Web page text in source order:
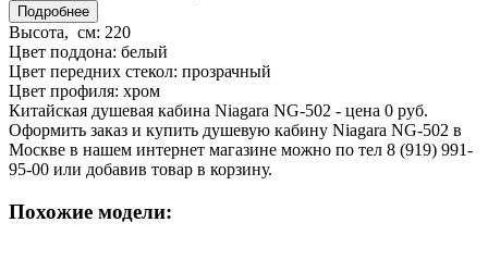
Подробнее
Высота, см: 220
Цвет поддона: белый
Цвет передних стекол: прозрачный
Цвет профиля: хром
Китайская душевая кабина Niagara NG-502 - цена 0 руб.
Оформить заказ и купить душевую кабину Niagara NG-502 в
Москве в нашем интернет магазине можно по тел 8 (919) 991-
95-00 или добавив товар в корзину.
Похожие модели: